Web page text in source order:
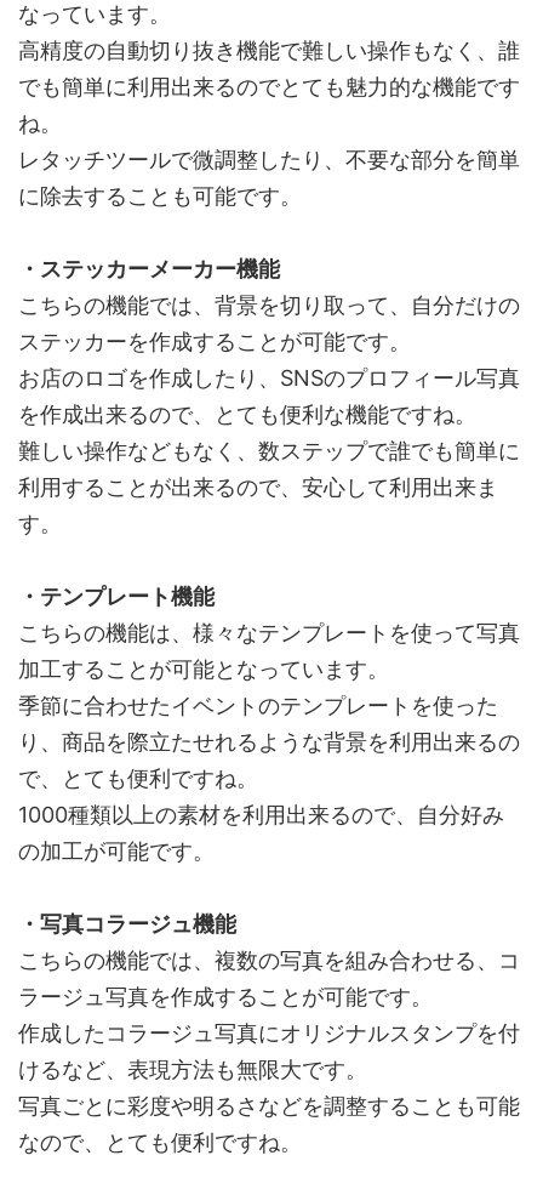
なっています。
高精度の自動切り抜き機能で難しい操作もなく、誰
でも簡単に利用出来るのでとても魅力的な機能です
ね。
レタッチツールで微調整したり、不要な部分を簡単
に除去することも可能です。
・ステッカーメーカー機能
こちらの機能では、背景を切り取って、自分だけの
ステッカーを作成することが可能です。
お店のロゴを作成したり、SNSのプロフィール写真
を作成出来るので、とても便利な機能ですね。
難しい操作などもなく、数ステップで誰でも簡単に
利用することが出来るので、安心して利用出来ま
す。
・テンプレート機能
こちらの機能は、様々なテンプレートを使って写真
加工することが可能となっています。
季節に合わせたイベントのテンプレートを使った
り、商品を際立たせれるような背景を利用出来るの
で、とても便利ですね。
1000種類以上の素材を利用出来るので、自分好み
の加工が可能です。
・写真コラージュ機能
こちらの機能では、複数の写真を組み合わせる、コ
ラージュ写真を作成することが可能です。
作成したコラージュ写真にオリジナルスタンプを付
けるなど、表現方法も無限大です。
写真ごとに彩度や明るさなどを調整することも可能
なので、とても便利ですね。